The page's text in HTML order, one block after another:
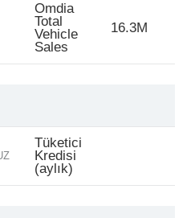
Omdia
Total
Vehicle
Sales
16.3M
Tüketici
Kredisi
(aylık)